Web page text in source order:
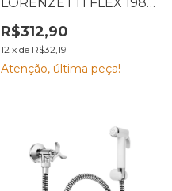
LORENZETTI FLEX 1984
R$312,90
12 x de R$32,19
Atenção, última peça!